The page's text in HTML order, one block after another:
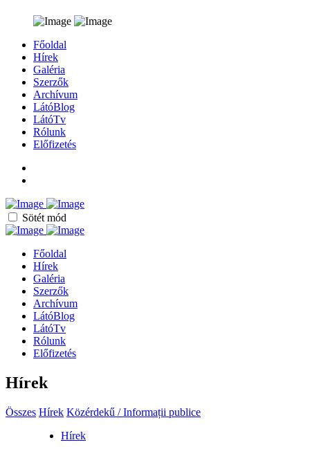
Főoldal
Hírek
Galéria
Szerzők
Archívum
LátóBlog
LátóTv
Rólunk
Előfizetés
Sötét mód
Főoldal
Hírek
Galéria
Szerzők
Archívum
LátóBlog
LátóTv
Rólunk
Előfizetés
Hírek
Összes Hírek Közérdekű / Informații publice
Hírek